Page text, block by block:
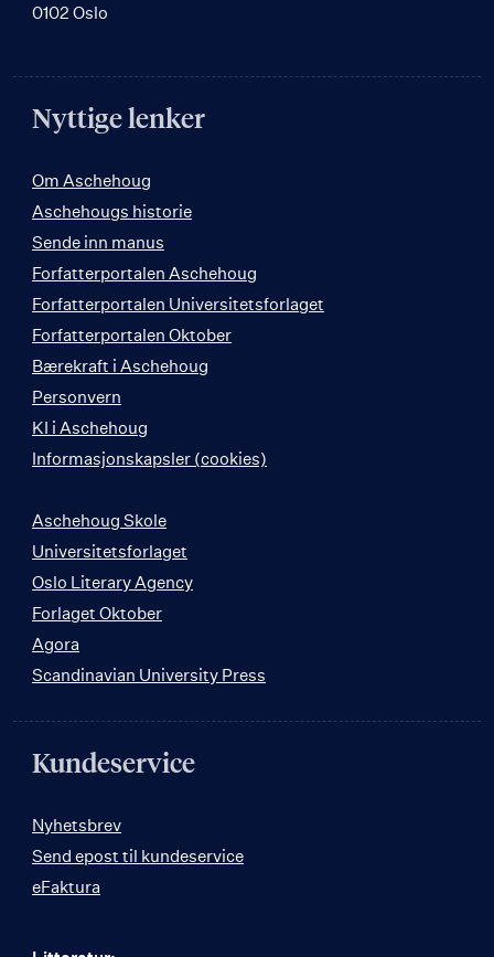
0102 Oslo
Nyttige lenker
Om Aschehoug
Aschehougs historie
Sende inn manus
Forfatterportalen Aschehoug
Forfatterportalen Universitetsforlaget
Forfatterportalen Oktober
Bærekraft i Aschehoug
Personvern
KI i Aschehoug
Informasjonskapsler (cookies)
Aschehoug Skole
Universitetsforlaget
Oslo Literary Agency
Forlaget Oktober
Agora
Scandinavian University Press
Kundeservice
Nyhetsbrev
Send epost til kundeservice
eFaktura